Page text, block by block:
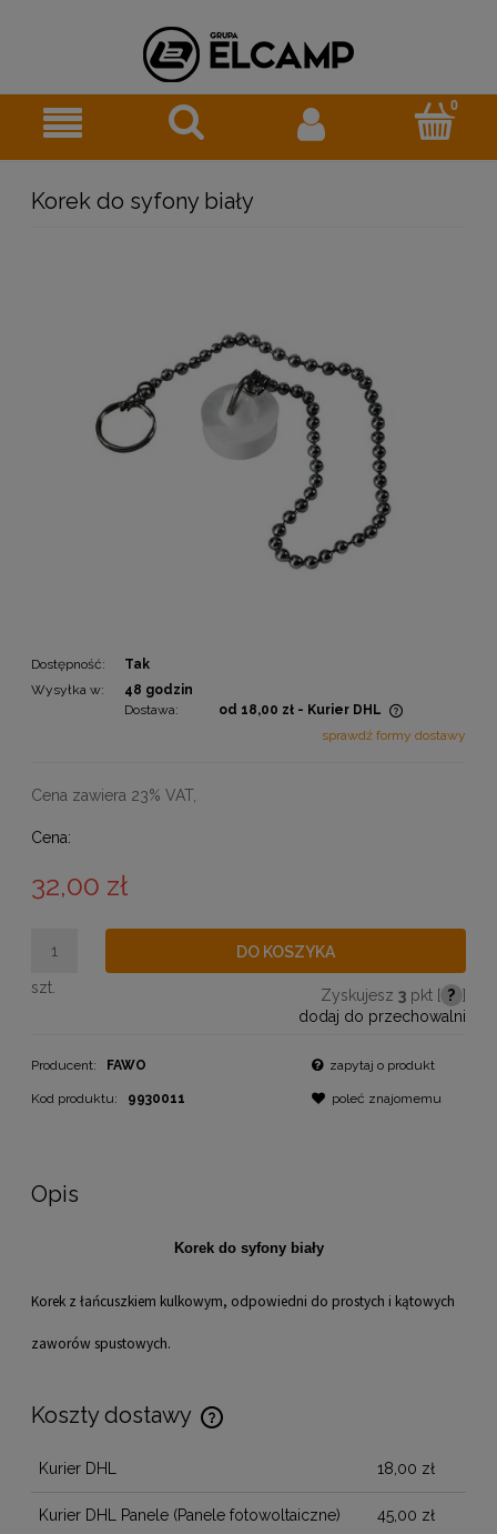
Korek do syfony biały
Dostępność:
Tak
Wysyłka w:
48 godzin
Dostawa:
od 18,00 zł - Kurier DHL
Cena nie zawiera ewentualnych kosztów płatności
sprawdź formy dostawy
Cena zawiera 23% VAT,
Cena:
32,00 zł
szt.
DO KOSZYKA
Zyskujesz 3pkt [ ? ]
dodaj do przechowalni
Producent: FAWO
Kod produktu: 9930011
zapytaj o produkt
poleć znajomemu
Opis
Korek do syfony biały
Korek z łańcuszkiem kulkowym, odpowiedni do prostych i kątowych
zaworów spustowych.
Koszty dostawy
Cena nie zawiera ewentualnych kosztów płatności
Kurier DHL 18,00 zł
Kurier DHL Panele (Panele fotowoltaiczne) 45,00 zł